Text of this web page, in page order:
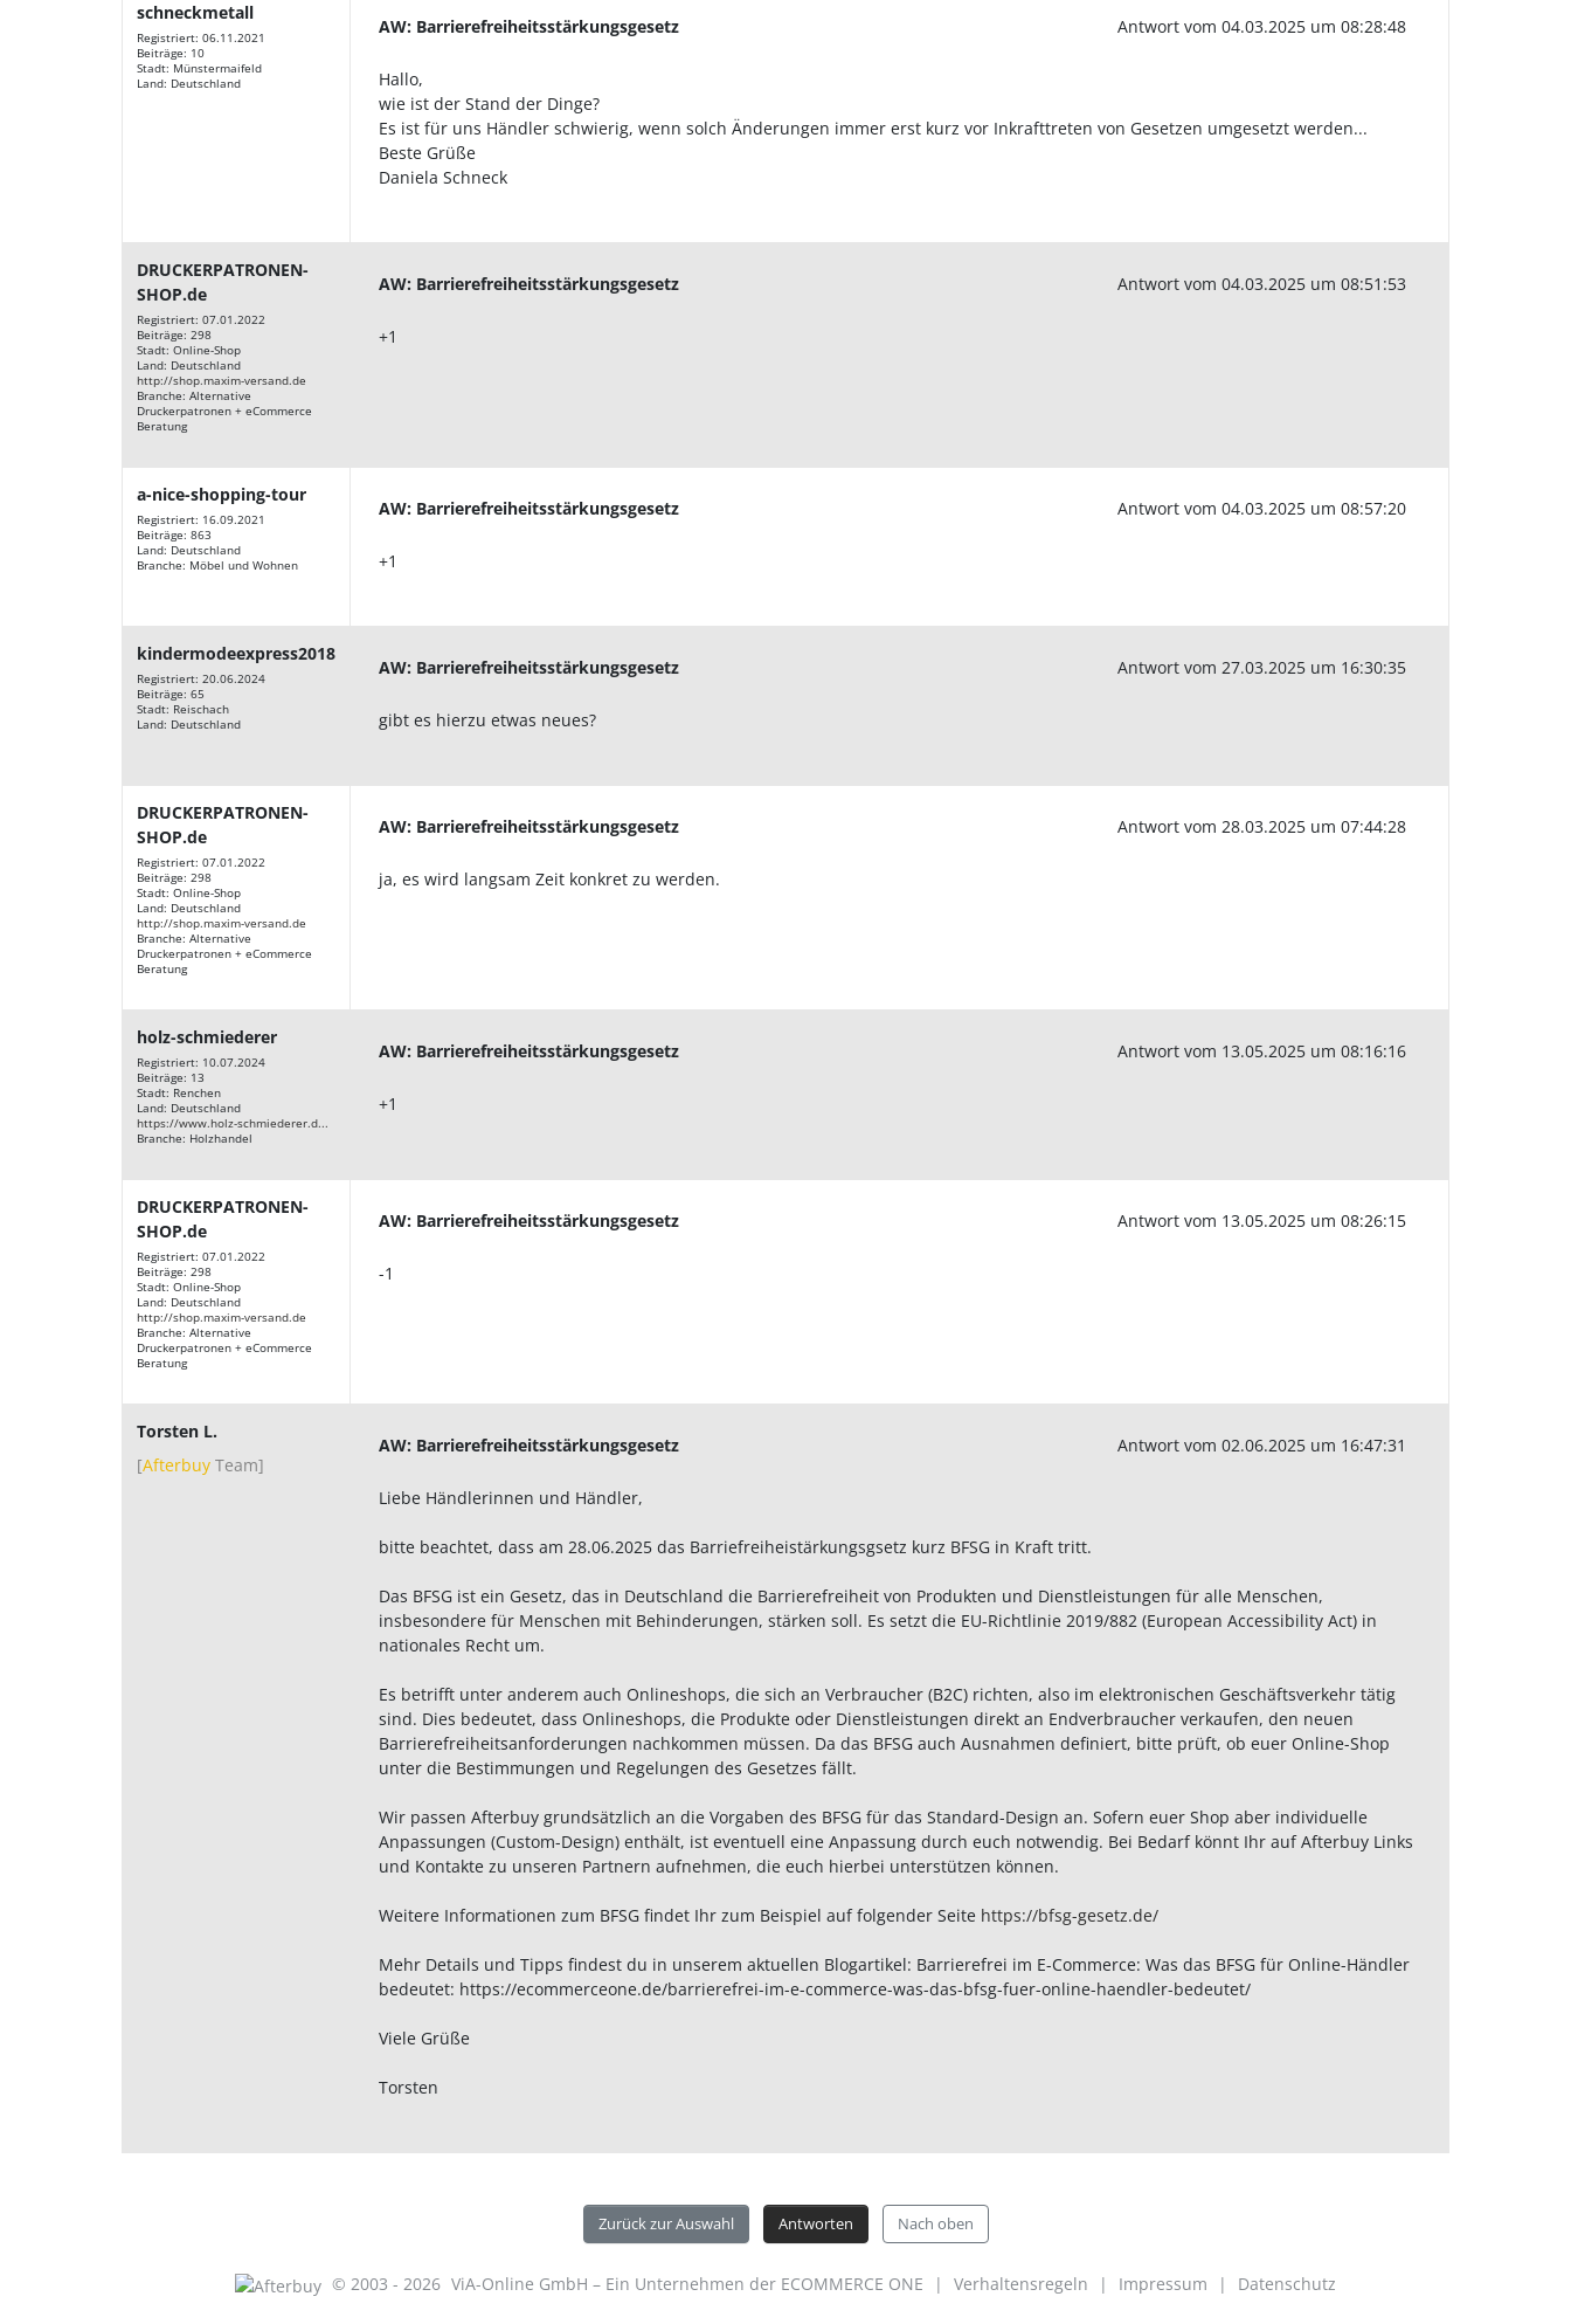
schneckmetall
Registriert: 06.11.2021
Beiträge: 10
Stadt: Münstermaifeld
Land: Deutschland
AW: Barrierefreiheitsstärkungsgesetz Antwort vom 04.03.2025 um 08:28:48
Hallo,
wie ist der Stand der Dinge?
Es ist für uns Händler schwierig, wenn solch Änderungen immer erst kurz vor Inkrafttreten von Gesetzen umgesetzt werden...
Beste Grüße
Daniela Schneck
DRUCKERPATRONEN-
SHOP.de
Registriert: 07.01.2022
Beiträge: 298
Stadt: Online-Shop
Land: Deutschland
http://shop.maxim-versand.de
Branche: Alternative
Druckerpatronen + eCommerce
Beratung
AW: Barrierefreiheitsstärkungsgesetz Antwort vom 04.03.2025 um 08:51:53
+1
a-nice-shopping-tour
Registriert: 16.09.2021
Beiträge: 863
Land: Deutschland
Branche: Möbel und Wohnen
AW: Barrierefreiheitsstärkungsgesetz Antwort vom 04.03.2025 um 08:57:20
+1
kindermodeexpress2018
Registriert: 20.06.2024
Beiträge: 65
Stadt: Reischach
Land: Deutschland
AW: Barrierefreiheitsstärkungsgesetz Antwort vom 27.03.2025 um 16:30:35
gibt es hierzu etwas neues?
DRUCKERPATRONEN-
SHOP.de
Registriert: 07.01.2022
Beiträge: 298
Stadt: Online-Shop
Land: Deutschland
http://shop.maxim-versand.de
Branche: Alternative
Druckerpatronen + eCommerce
Beratung
AW: Barrierefreiheitsstärkungsgesetz Antwort vom 28.03.2025 um 07:44:28
ja, es wird langsam Zeit konkret zu werden.
holz-schmiederer
Registriert: 10.07.2024
Beiträge: 13
Stadt: Renchen
Land: Deutschland
https://www.holz-schmiederer.d...
Branche: Holzhandel
AW: Barrierefreiheitsstärkungsgesetz Antwort vom 13.05.2025 um 08:16:16
+1
DRUCKERPATRONEN-
SHOP.de
Registriert: 07.01.2022
Beiträge: 298
Stadt: Online-Shop
Land: Deutschland
http://shop.maxim-versand.de
Branche: Alternative
Druckerpatronen + eCommerce
Beratung
AW: Barrierefreiheitsstärkungsgesetz Antwort vom 13.05.2025 um 08:26:15
-1
Torsten L.
[Afterbuy Team]
AW: Barrierefreiheitsstärkungsgesetz Antwort vom 02.06.2025 um 16:47:31
Liebe Händlerinnen und Händler,
bitte beachtet, dass am 28.06.2025 das Barriefreiheistärkungsgsetz kurz BFSG in Kraft tritt.
Das BFSG ist ein Gesetz, das in Deutschland die Barrierefreiheit von Produkten und Dienstleistungen für alle Menschen,
insbesondere für Menschen mit Behinderungen, stärken soll. Es setzt die EU-Richtlinie 2019/882 (European Accessibility Act) in
nationales Recht um.
Es betrifft unter anderem auch Onlineshops, die sich an Verbraucher (B2C) richten, also im elektronischen Geschäftsverkehr tätig
sind. Dies bedeutet, dass Onlineshops, die Produkte oder Dienstleistungen direkt an Endverbraucher verkaufen, den neuen
Barrierefreiheitsanforderungen nachkommen müssen. Da das BFSG auch Ausnahmen definiert, bitte prüft, ob euer Online-Shop
unter die Bestimmungen und Regelungen des Gesetzes fällt.
Wir passen Afterbuy grundsätzlich an die Vorgaben des BFSG für das Standard-Design an. Sofern euer Shop aber individuelle
Anpassungen (Custom-Design) enthält, ist eventuell eine Anpassung durch euch notwendig. Bei Bedarf könnt Ihr auf Afterbuy Links
und Kontakte zu unseren Partnern aufnehmen, die euch hierbei unterstützen können.
Weitere Informationen zum BFSG findet Ihr zum Beispiel auf folgender Seite https://bfsg-gesetz.de/
Mehr Details und Tipps findest du in unserem aktuellen Blogartikel: Barrierefrei im E-Commerce: Was das BFSG für Online-Händler
bedeutet: https://ecommerceone.de/barrierefrei-im-e-commerce-was-das-bfsg-fuer-online-haendler-bedeutet/
Viele Grüße
Torsten
Zurück zur Auswahl Antworten Nach oben
© 2003 - 2026 ViA-Online GmbH – Ein Unternehmen der ECOMMERCE ONE | Verhaltensregeln | Impressum | Datenschutz